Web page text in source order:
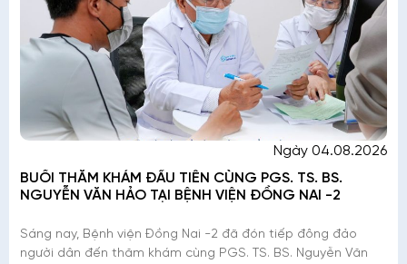
Ngày 04.08.2026
BUỔI THĂM KHÁM ĐẦU TIÊN CÙNG PGS. TS. BS.
NGUYỄN VĂN HẢO TẠI BỆNH VIỆN ĐỒNG NAI -2
Sáng nay, Bệnh viện Đồng Nai -2 đã đón tiếp đông đảo
người dân đến thăm khám cùng PGS. TS. BS. Nguyễn Văn